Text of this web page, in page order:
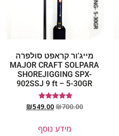
מייג'ור קראפט סולפרה
MAJOR CRAFT SOLPARA
SHOREJIGGING SPX-
902SSJ 9 ft – 5-30GR
דורג
5.00
₪700.00
₪549.00
מידע נוסף